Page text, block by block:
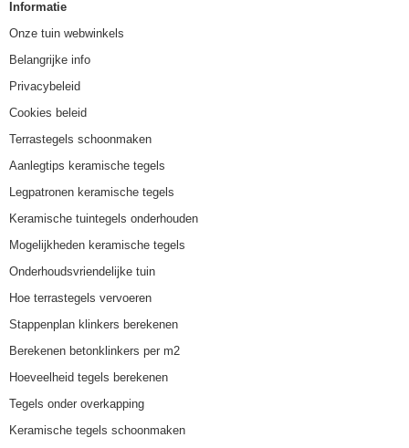
Informatie
Onze tuin webwinkels
Belangrijke info
Privacybeleid
Cookies beleid
Terrastegels schoonmaken
Aanlegtips keramische tegels
Legpatronen keramische tegels
Keramische tuintegels onderhouden
Mogelijkheden keramische tegels
Onderhoudsvriendelijke tuin
Hoe terrastegels vervoeren
Stappenplan klinkers berekenen
Berekenen betonklinkers per m2
Hoeveelheid tegels berekenen
Tegels onder overkapping
Keramische tegels schoonmaken